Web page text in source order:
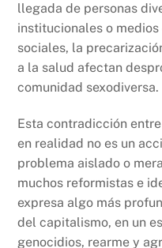
llegada de personas
institucionales o
sociales, la
a la salud afectan
comunidad sexodiversa.
Esta contradicción
en realidad no es un
problema aislado o
muchos reformistas e
expresa algo más
del capitalismo, en un
genocidios, rearme y